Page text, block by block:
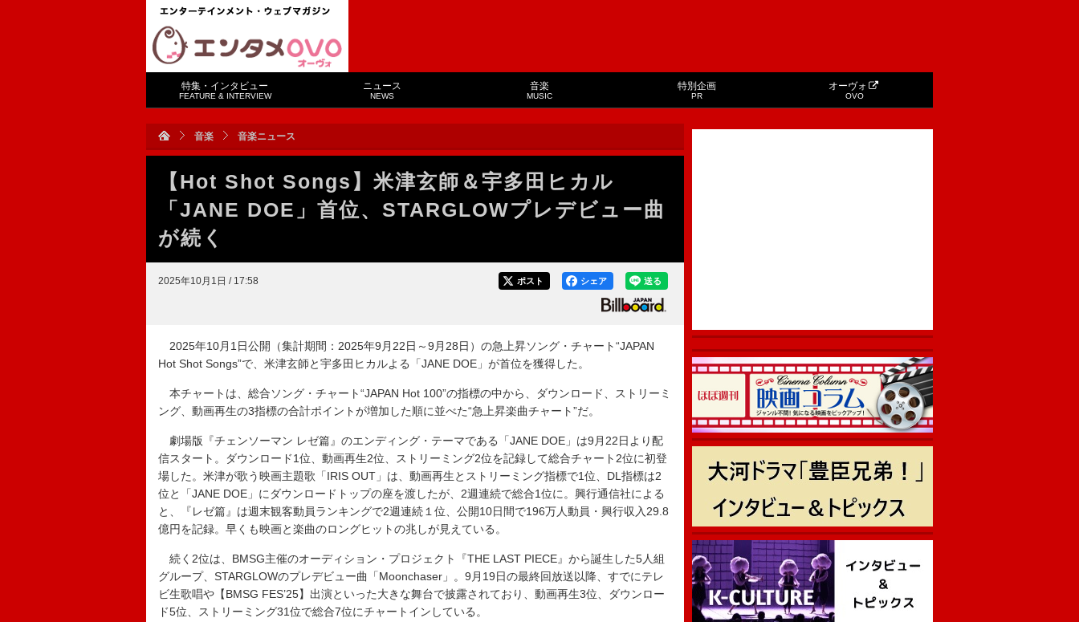
特集・インタビュー
FEATURE & INTERVIEW
ニュース
NEWS
音楽
MUSIC
特別企画
PR
オーヴォ
OVO
音楽 音楽ニュース
【Hot Shot Songs】米津玄師＆宇多田ヒカル
「JANE DOE」首位、STARGLOWプレデビュー曲
が続く
2025年10月1日 / 17:58 送る
シェア
ポスト
2025年10月1日公開（集計期間：2025年9月22日～9月28日）の急上昇ソング・チャート“JAPAN
Hot Shot Songs”で、米津玄師と宇多田ヒカルよる「JANE DOE」が首位を獲得した。
本チャートは、総合ソング・チャート“JAPAN Hot 100”の指標の中から、ダウンロード、ストリーミ
ング、動画再生の3指標の合計ポイントが増加した順に並べた“急上昇楽曲チャート”だ。
劇場版『チェンソーマン レゼ篇』のエンディング・テーマである「JANE DOE」は9月22日より配
信スタート。ダウンロード1位、動画再生2位、ストリーミング2位を記録して総合チャート2位に初登
場した。米津が歌う映画主題歌「IRIS OUT」は、動画再生とストリーミング指標で1位、DL指標は2
位と「JANE DOE」にダウンロードトップの座を渡したが、2週連続で総合1位に。興行通信社による
と、『レゼ篇』は週末観客動員ランキングで2週連続１位、公開10日間で196万人動員・興行収入29.8
億円を記録。早くも映画と楽曲のロングヒットの兆しが見えている。
続く2位は、BMSG主催のオーディション・プロジェクト『THE LAST PIECE』から誕生した5人組
グループ、STARGLOWのプレデビュー曲「Moonchaser」。9月19日の最終回放送以降、すでにテレ
ビ生歌唱や【BMSG FES’25】出演といった大きな舞台で披露されており、動画再生3位、ダウンロー
ド5位、ストリーミング31位で総合7位にチャートインしている。